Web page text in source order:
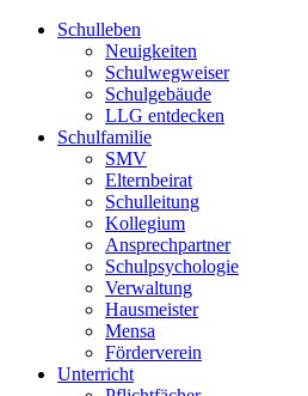
Schulleben
Neuigkeiten
Schulwegweiser
Schulgebäude
LLG entdecken
Schulfamilie
SMV
Elternbeirat
Schulleitung
Kollegium
Ansprechpartner
Schulpsychologie
Verwaltung
Hausmeister
Mensa
Förderverein
Unterricht